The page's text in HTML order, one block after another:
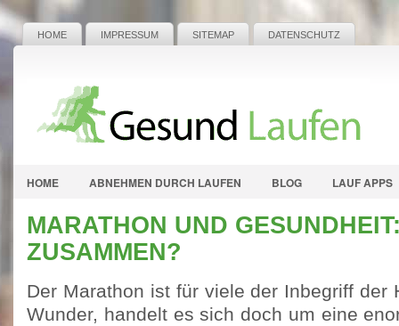
HOME IMPRESSUM SITEMAP DATENSCHUTZ
HOME ABNEHMEN DURCH LAUFEN BLOG LAUF APPS
MARATHON UND
ZUSAMMEN?
Der Marathon ist für viele der Inbegriff der
Wunder, handelt es sich doch um eine